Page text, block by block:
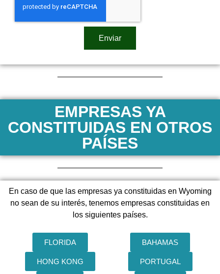
Enviar
EMPRESAS YA
CONSTITUIDAS EN OTROS
PAÍSES
En caso de que las empresas ya constituidas en Wyoming
no sean de su interés, tenemos empresas constituidas en
los siguientes países.
FLORIDA BAHAMAS
HONG KONG PORTUGAL